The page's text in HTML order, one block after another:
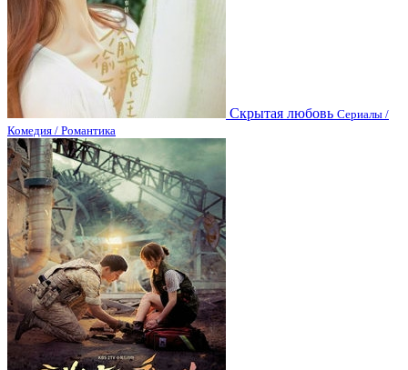
Скрытая любовь Сериалы /
Комедия / Романтика